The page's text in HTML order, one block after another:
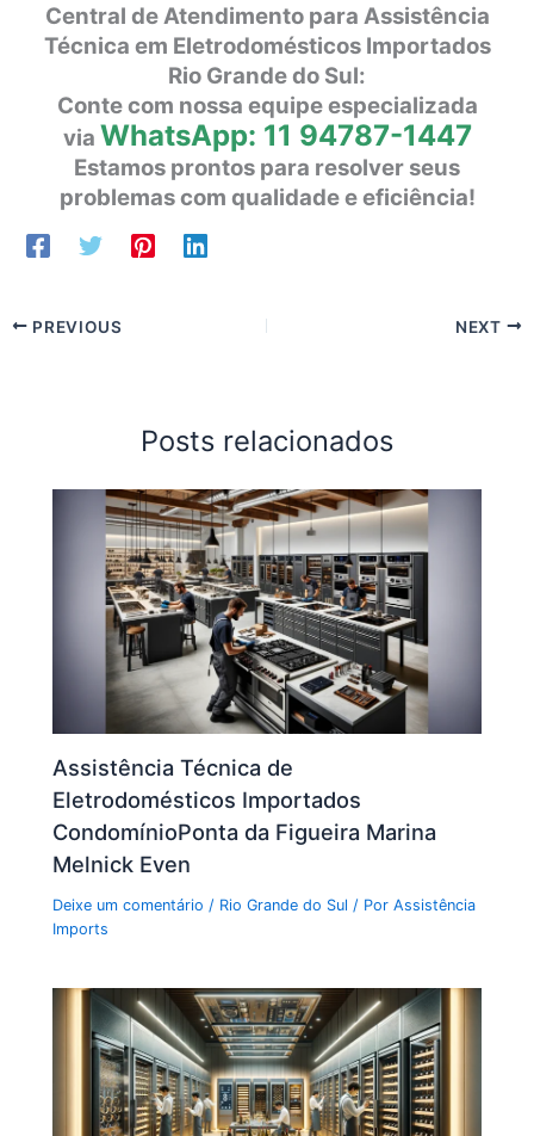
Central de Atendimento para Assistência
Técnica em Eletrodomésticos Importados
Rio Grande do Sul:
Conte com nossa equipe especializada
via WhatsApp: 11 94787-1447
Estamos prontos para resolver seus
problemas com qualidade e eficiência!
PREVIOUS NEXT
Posts relacionados
Assistência Técnica de
Eletrodomésticos Importados
CondomínioPonta da Figueira Marina
Melnick Even
Deixe um comentário / Rio Grande do Sul / PorAssistência
Imports